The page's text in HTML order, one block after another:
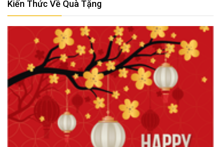
Kiến Thức Về Quà Tặng